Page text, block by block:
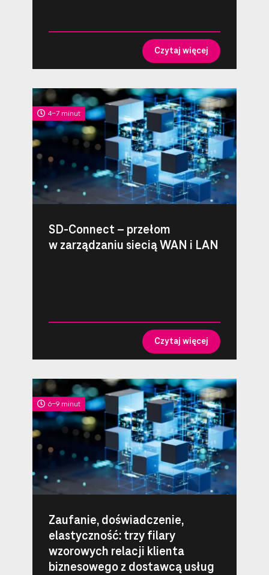
Czytaj więcej
4-7 minut
SD-Connect – przełom
w zarządzaniu siecią WAN i LAN
Czytaj więcej
6-9 minut
Zaufanie, doświadczenie,
elastyczność: trzy filary
wzorowych relacji klienta
biznesowego z dostawcą usług